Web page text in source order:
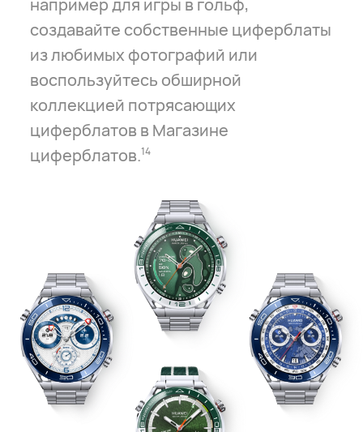
например для игры в гольф,
создавайте собственные циферблаты
из любимых фотографий или
воспользуйтесь обширной
коллекцией потрясающих
циферблатов в Магазине
циферблатов.14